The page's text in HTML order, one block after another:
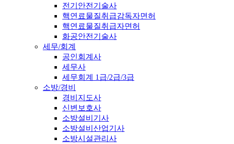
전기안전기술사
핵연료물질취급감독자면허
핵연료물질취급자면허
화공안전기술사
세무/회계
공인회계사
세무사
세무회계 1급/2급/3급
소방/경비
경비지도사
신변보호사
소방설비기사
소방설비산업기사
소방시설관리사